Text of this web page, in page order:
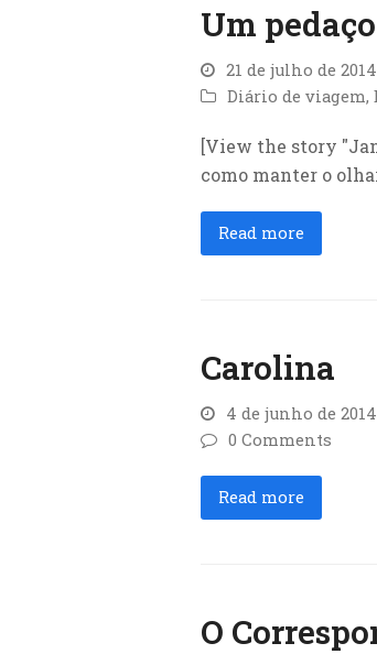
Um
21 de julho de 2014
Diário de viagem,
[View the story
como manter o
Read more
Carolina
4 de junho de 2014
0 Comments
Read more
O